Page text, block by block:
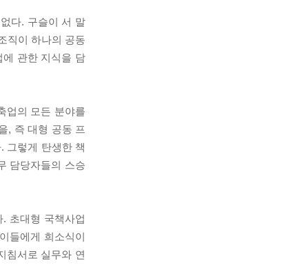
다. 구슬이 서 말
직이 하나의 공동
에 관한 지식을 담
업의 모든 분야를
, 즉 대형 공동 프
그렇게 탄생한 책
담당자들의 스승
초대형 국책사업
들에게 희소식이
침서로 실무와 연